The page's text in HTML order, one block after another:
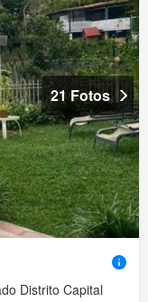
21 Fotos
Distrito Capital